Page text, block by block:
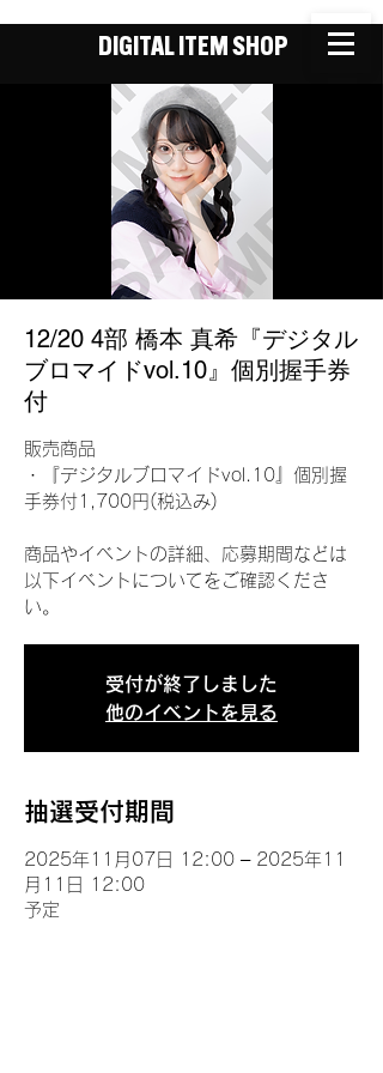
DIGITAL ITEM SHOP
12/20 4部 橋本 真希『デジタル
ブロマイドvol.10』個別握手券
付
販売商品
・『デジタルブロマイドvol.10』個別握
手券付1,700円(税込み)
商品やイベントの詳細、応募期間などは
以下イベントについてをご確認くださ
い。
受付が終了しました
他のイベントを見る
抽選受付期間
2025年11月07日 12:00 – 2025年11
月11日 12:00
予定